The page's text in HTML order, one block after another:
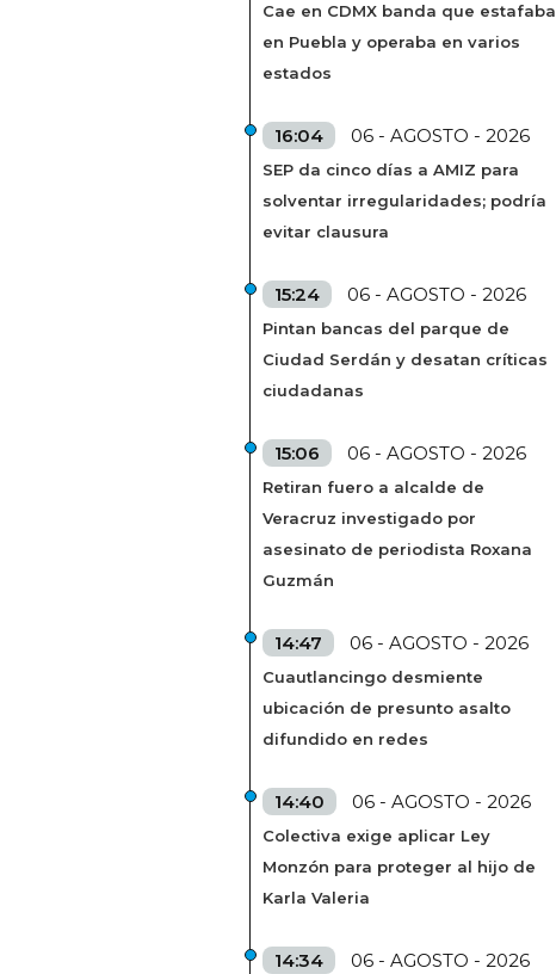
Cae en CDMX banda que estafaba
en Puebla y operaba en varios
estados
16:04 06 - AGOSTO - 2026
SEP da cinco días a AMIZ para
solventar irregularidades; podría
evitar clausura
15:24 06 - AGOSTO - 2026
Pintan bancas del parque de
Ciudad Serdán y desatan críticas
ciudadanas
15:06 06 - AGOSTO - 2026
Retiran fuero a alcalde de
Veracruz investigado por
asesinato de periodista Roxana
Guzmán
14:47 06 - AGOSTO - 2026
Cuautlancingo desmiente
ubicación de presunto asalto
difundido en redes
14:40 06 - AGOSTO - 2026
Colectiva exige aplicar Ley
Monzón para proteger al hijo de
Karla Valeria
14:34 06 - AGOSTO - 2026